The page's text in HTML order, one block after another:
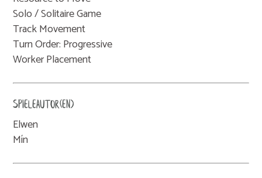
Solo / Solitaire Game
Track Movement
Turn Order: Progressive
Worker Placement
SPIELEAUTOR(EN)
Elwen
Mín